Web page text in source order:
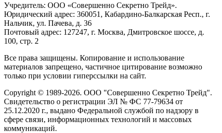
Учредитель: ООО «Совершенно Секретно Трейд».
Юридический адрес: 360051, Кабардино-Балкарская Респ., г.
Нальчик, ул. Пачева, д. 36
Почтовый адрес: 127247, г. Москва, Дмитровское шоссе, д.
100, стр. 2
Все права защищены. Копирование и использование
материалов запрещено, частичное цитирование возможно
только при условии гиперссылки на сайт.
Copyright © 1989-2026. ООО "Совершенно Секретно Трейд".
Свидетельство о регистрации ЭЛ № ФС 77-79634 от
25.12.2020 г., выдано Федеральной службой по надзору в
сфере связи, информационных технологий и массовых
коммуникаций.